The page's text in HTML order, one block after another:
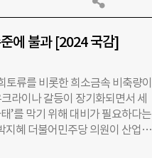
에 불과 [2024 국감]
류를 비롯한 희소금속 비축량이
라이나 갈등이 장기화되면서 세
’를 막기 위해 대비가 필요하다는
혜 더불어민주당 의원이 산업통